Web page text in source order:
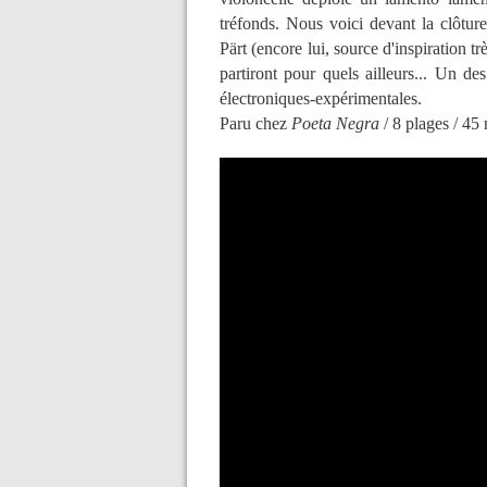
tréfonds. Nous voici devant la
Pärt (encore lui, source d'inspiration
partiront pour quels ailleurs... Un
électroniques-expérimentales.
Paru chez Poeta Negra / 8 plages / 45